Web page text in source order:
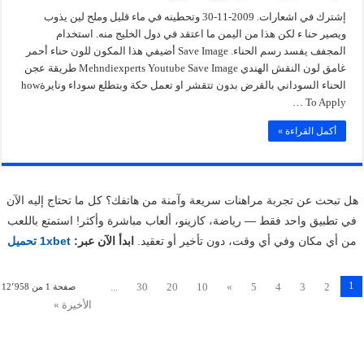
إشترك في اشعارات. 2009-11-30 وتحطينه في ماء قليل وملح لين يذوب
ويصير حنا ء لكن هذا من اليمن ما اعتقد في دول الخليج منه. استخدام
المجفف يفسد رسم الحناء. Save Image أضيفي هذا المكون للون حناء أحمر
غامق لون النقش الهندي Mehndiexperts Youtube Save Image طريقة عجن
الحناء السوداني بالقرض بدون تتقشر او تعمل حكة وبتطلع سوداء ونايرةhow
To Apply …
أكمل القراءة »
هل تبحث عن تجربة مراهنات سريعة وآمنة من هاتفك؟ كل ما تحتاج إليه الآن
في تطبيق واحد فقط — رياضة، كازينو، ألعاب مباشرة وأكثر! استمتع باللعب
من أي مكان وفي أي وقت، دون تأخير أو تعقيد.
ابدأ الآن عبر: 1xbet تحميل
صفحة 1 من 12٬958 1
2
3
4
5
»
10
20
30
الأخيرة »